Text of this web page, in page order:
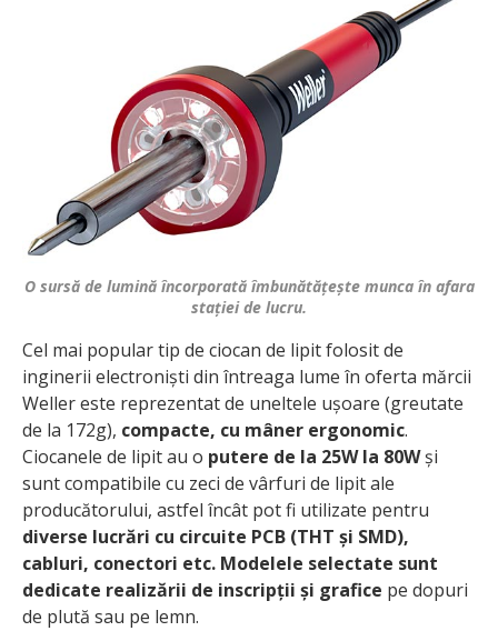
O sursă de lumină încorporată îmbunătățește munca în afara
stației de lucru.
Cel mai popular tip de ciocan de lipit folosit de
inginerii electroniști din întreaga lume în oferta mărcii
Weller este reprezentat de uneltele ușoare (greutate
de la 172g), compacte, cu mâner ergonomic.
Ciocanele de lipit au o putere de la 25W la 80Wși
sunt compatibile cu zeci de vârfuri de lipit ale
producătorului, astfel încât pot fi utilizate pentru
diverse lucrări cu circuite PCB (THT și SMD),
cabluri, conectori etc. Modelele selectate sunt
dedicate realizării de inscripții și grafice pe dopuri
de plută sau pe lemn.